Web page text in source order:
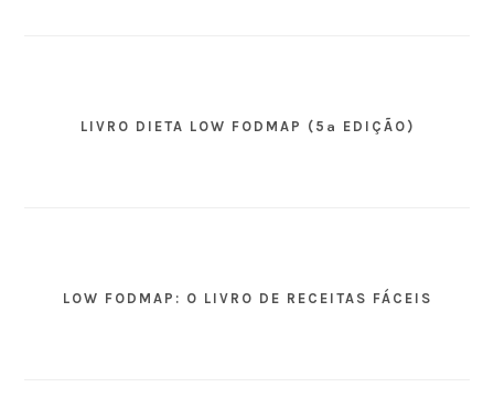
LIVRO DIETA LOW FODMAP (5ª EDIÇÃO)
LOW FODMAP: O LIVRO DE RECEITAS FÁCEIS